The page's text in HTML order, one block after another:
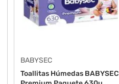
BABYSEC
Toallitas Húmedas BABYSEC